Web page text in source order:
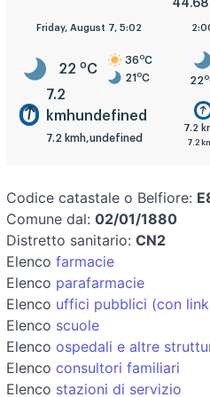
Friday, August 7, 5:02
22 oC
36 oC
21 oC
7.2
kmhundefined
7.2 kmh,undefined
22 o
7.2
7.2
Codice catastale o Belfiore:
Comune dal: 02/01/1880
Distretto sanitario: CN2
Elenco farmacie
Elenco parafarmacie
Elenco uffici pubblici (con
Elenco scuole
Elenco ospedali e altre
Elenco consultori familiari
Elenco stazioni di servizio